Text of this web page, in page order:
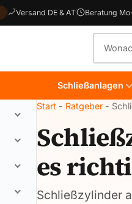
Versand DE & AT Beratung
Schließanlagen
Start - Ratgeber -
es
Schließzylinder